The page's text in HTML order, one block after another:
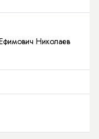
Николаев